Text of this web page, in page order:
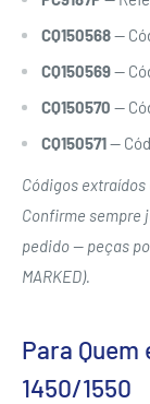
CQ150568—
CQ150569—
CQ150570 —
CQ150571—
Códigos
Confirme sempre
pedido — peças
MARKED).
Para
1450/1550